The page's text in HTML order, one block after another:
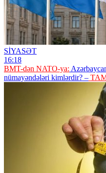
SİYASƏT
16:18
BMT-dən NATO-ya:
nümayəndələri kimlərdir? –